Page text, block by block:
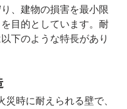
、建物の損害を最小限
目的としています。耐
下のような特長があり
災時に耐えられる壁で、